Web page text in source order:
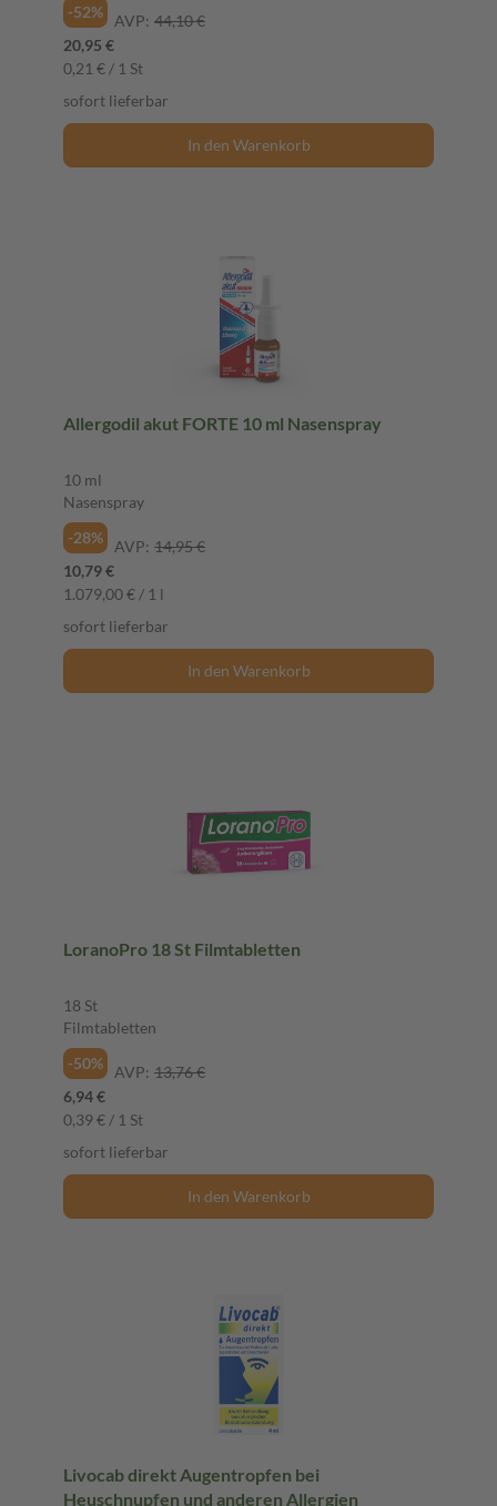
-52%
AVP: 44,10 €
20,95 €
0,21 € / 1 St
sofort lieferbar
In den Warenkorb
Allergodil akut FORTE 10 ml Nasenspray
10 ml
Nasenspray
-28%
AVP: 14,95 €
10,79 €
1.079,00 € / 1 l
sofort lieferbar
In den Warenkorb
LoranoPro 18 St Filmtabletten
18 St
Filmtabletten
-50%
AVP: 13,76 €
6,94 €
0,39 € / 1 St
sofort lieferbar
In den Warenkorb
Livocab direkt Augentropfen bei
Heuschnupfen und anderen Allergien